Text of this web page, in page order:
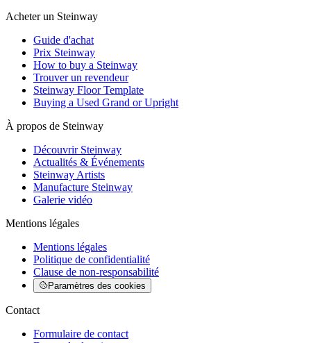
Acheter un Steinway
Guide d'achat
Prix Steinway
How to buy a Steinway
Trouver un revendeur
Steinway Floor Template
Buying a Used Grand or Upright
À propos de Steinway
Découvrir Steinway
Actualités & Événements
Steinway Artists
Manufacture Steinway
Galerie vidéo
Mentions légales
Mentions légales
Politique de confidentialité
Clause de non-responsabilité
Paramètres des cookies
Contact
Formulaire de contact